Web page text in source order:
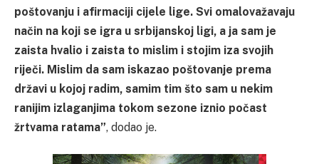
poštovanju i afirmaciji cijele lige. Svi omalovažavaju
način na koji se igra u srbijanskoj ligi, a ja sam je
zaista hvalio i zaista to mislim i stojim iza svojih
riječi. Mislim da sam iskazao poštovanje prema
državi u kojoj radim, samim tim što sam u nekim
ranijim izlaganjima tokom sezone iznio počast
žrtvama ratama”, dodao je.